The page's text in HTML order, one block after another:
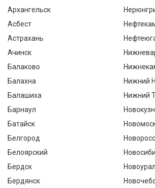
Архангельск
Асбест
Астрахань
Ачинск
Балаково
Балахна
Балашиха
Барнаул
Батайск
Белгород
Белоярский
Бердск
Бердянск
Нижний
Нижний